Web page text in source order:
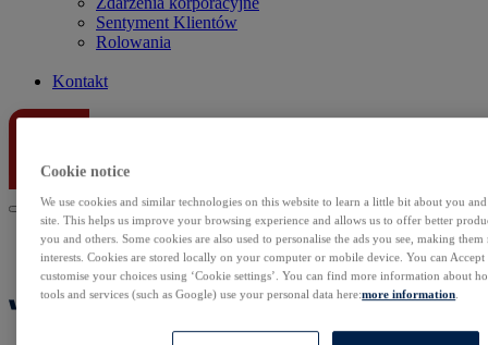
Sentyment Klientów
Rolowania
Kontakt
Cookie notice
We use cookies and similar technologies on this website to learn a little bit about you
site. This helps us improve your browsing experience and allows us to offer better
you and others. Some cookies are also used to personalise the ads you see, making
interests. Cookies are stored locally on your computer or mobile device. You can
customise your choices using ‘Cookie settings’. You can find more information about
tools and services (such as Google) use your personal data here:more information